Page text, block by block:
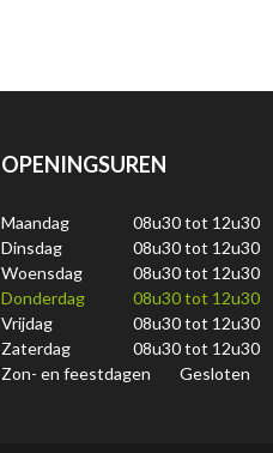
OPENINGSUREN
Maandag 08u30 tot 12u30
Dinsdag
08u30 tot 12u30
Woensdag
08u30 tot 12u30
Donderdag
08u30 tot 12u30
Vrijdag
08u30 tot 12u30
Zaterdag
08u30 tot 12u30
Zon- en feestdagen
Gesloten